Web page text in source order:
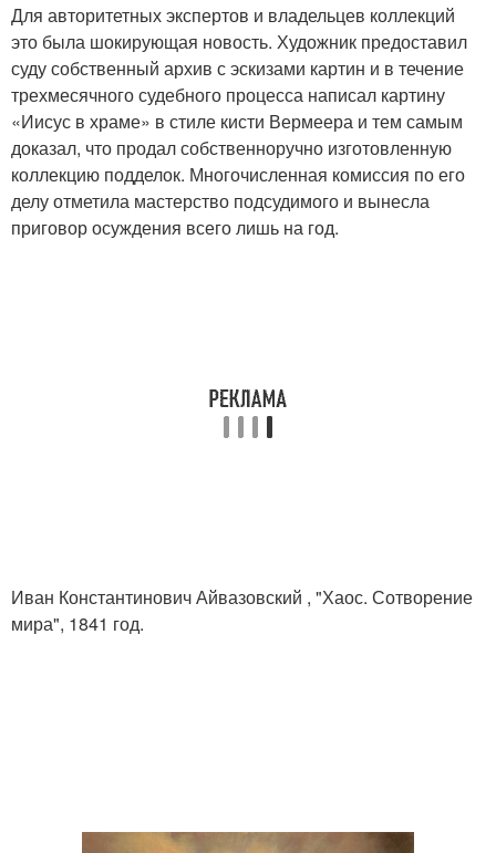
Для авторитетных экспертов и владельцев коллекций
это была шокирующая новость. Художник предоставил
суду собственный архив с эскизами картин и в течение
трехмесячного судебного процесса написал картину
«Иисус в храме» в стиле кисти Вермеера и тем самым
доказал, что продал собственноручно изготовленную
коллекцию подделок. Многочисленная комиссия по его
делу отметила мастерство подсудимого и вынесла
приговор осуждения всего лишь на год.
Иван Константинович Айвазовский , "Хаос. Сотворение
мира", 1841 год.